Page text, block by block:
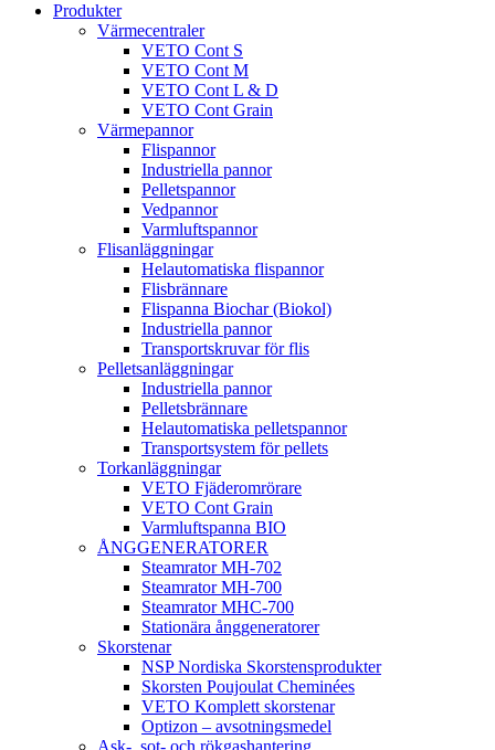
Produkter
Värmecentraler
VETO Cont S
VETO Cont M
VETO Cont L & D
VETO Cont Grain
Värmepannor
Flispannor
Industriella pannor
Pelletspannor
Vedpannor
Varmluftspannor
Flisanläggningar
Helautomatiska flispannor
Flisbrännare
Flispanna Biochar (Biokol)
Industriella pannor
Transportskruvar för flis
Pelletsanläggningar
Industriella pannor
Pelletsbrännare
Helautomatiska pelletspannor
Transportsystem för pellets
Torkanläggningar
VETO Fjäderomrörare
VETO Cont Grain
Varmluftspanna BIO
ÅNGGENERATORER
Steamrator MH-702
Steamrator MH-700
Steamrator MHC-700
Stationära ånggeneratorer
Skorstenar
NSP Nordiska Skorstensprodukter
Skorsten Poujoulat Cheminées
VETO Komplett skorstenar
Optizon – avsotningsmedel
Ask-, sot- och rökgashantering